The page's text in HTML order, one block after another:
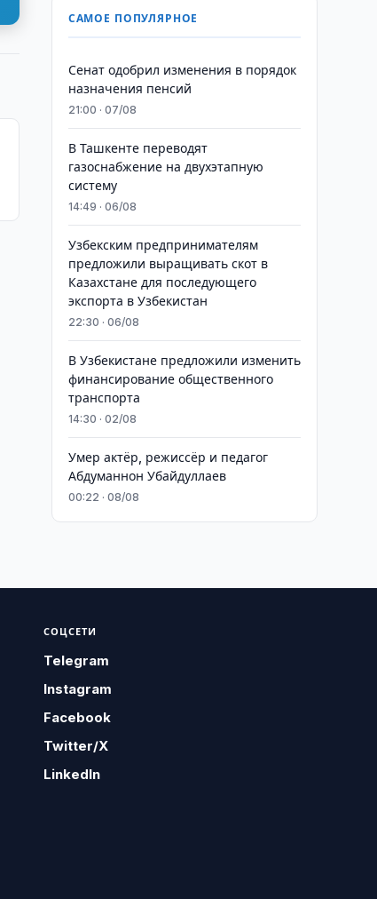
САМОЕ ПОПУЛЯРНОЕ
Сенат одобрил изменения в порядок
назначения пенсий
21:00 · 07/08
В Ташкенте переводят
газоснабжение на двухэтапную
систему
14:49 · 06/08
Узбекским предпринимателям
предложили выращивать скот в
Казахстане для последующего
экспорта в Узбекистан
22:30 · 06/08
В Узбекистане предложили изменить
финансирование общественного
транспорта
14:30 · 02/08
Умер актёр, режиссёр и педагог
Абдуманнон Убайдуллаев
00:22 · 08/08
СОЦСЕТИ
Telegram
Instagram
Facebook
Twitter/X
LinkedIn